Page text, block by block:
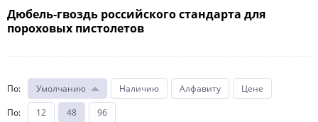
Дюбель-гвоздь российского стандарта для
пороховых пистолетов
По: Умолчанию Наличию Алфавиту
Цене
По: 12 48 96